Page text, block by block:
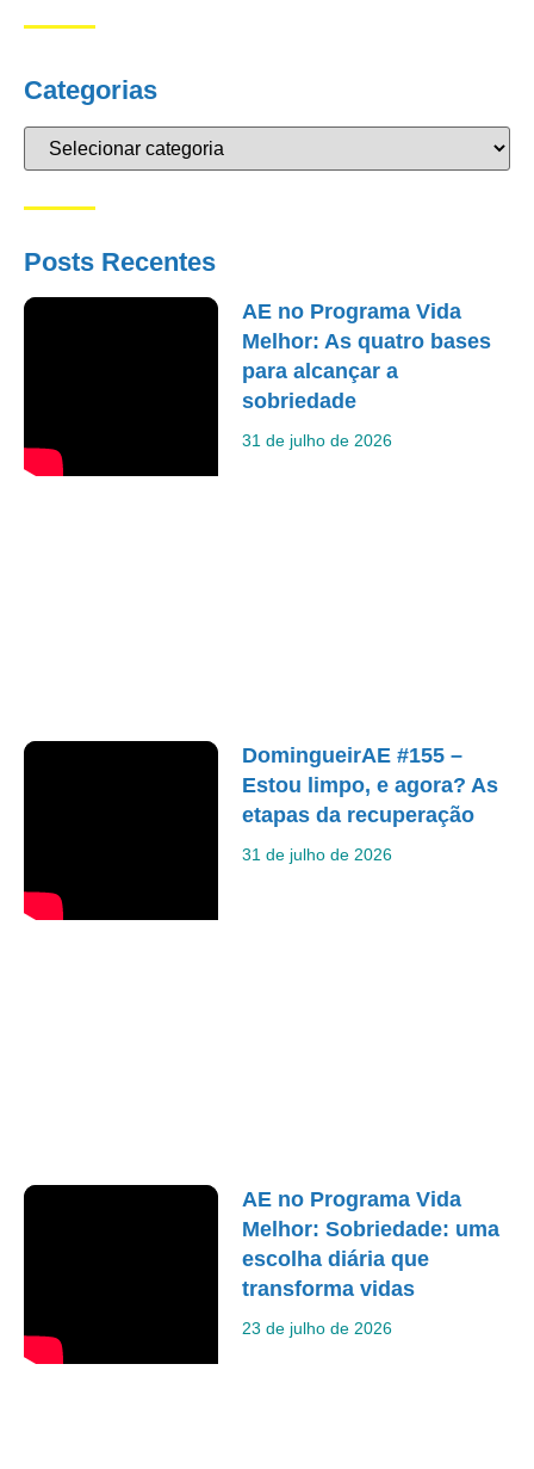
Categorias
Posts Recentes
AE no Programa Vida
Melhor: As quatro bases
para alcançar a
sobriedade
31 de julho de 2026
DomingueirAE #155 –
Estou limpo, e agora? As
etapas da recuperação
31 de julho de 2026
AE no Programa Vida
Melhor: Sobriedade: uma
escolha diária que
transforma vidas
23 de julho de 2026